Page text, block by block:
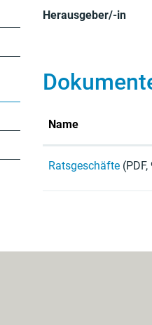
Herausgeber/-in
Name
Ratsgeschäfte